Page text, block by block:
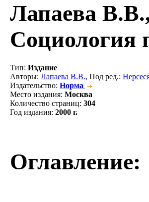
Лапаева
Социология
Тип: Издание
Авторы: Лапаева В.В., Под ред.:
Издательство: Норма
Место издания: Москва
Количество страниц: 304
Год издания: 2000 г.
Оглавление: